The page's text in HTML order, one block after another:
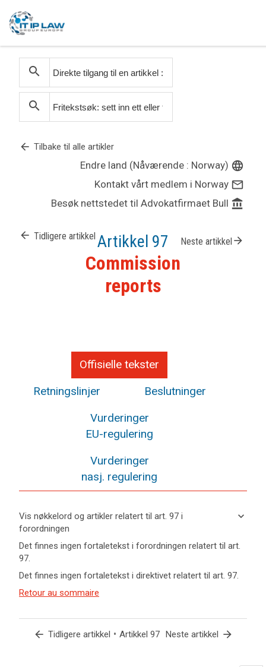
search
search
arrow_back Tilbake til alle artikler
Endre land (Nåværende : Norway) language
Kontakt vårt medlem i Norway mail_outline
Besøk nettstedet til Advokatfirmaet Bull account_balance
arrow_back Tidligere artikkel Artikkel 97 Neste artikkel arrow_forward
Commission
reports
Offisielle tekster
Retningslinjer
Beslutninger
Vurderinger
EU-regulering
Vurderinger
nasj. regulering
Vis nøkkelord og artikler relatert til art. 97 i
forordningen
keyboard_arrow_down
Skjul
nøkkelord
artikler
relatert til
keyboard_arrow_up
Nøkkelord
til
97
ikrafttredelse
Det finnes ingen fortaletekst i forordningen relatert til art.
97.
Det finnes ingen fortaletekst i direktivet relatert til art. 97.
Retour au sommaire
arrow_back Tidligere artikkel • Artikkel 97 Neste artikkel arrow_forward